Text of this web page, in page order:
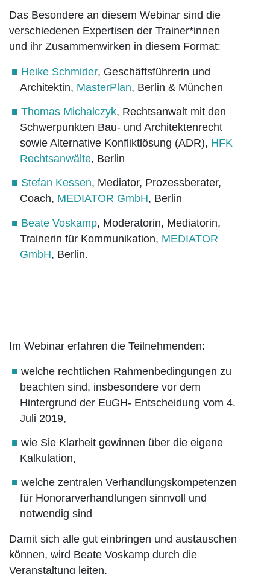
Das Besondere an diesem Webinar sind die
verschiedenen Expertisen der Trainer*innen
und ihr Zusammenwirken in diesem Format:
Heike Schmider, Geschäftsführerin und
Architektin, MasterPlan, Berlin & München
Thomas Michalczyk, Rechtsanwalt mit den
Schwerpunkten Bau- und Architektenrecht
sowie Alternative Konfliktlösung (ADR), HFK
Rechtsanwälte, Berlin
Stefan Kessen, Mediator, Prozessberater,
Coach, MEDIATOR GmbH, Berlin
Beate Voskamp, Moderatorin, Mediatorin,
Trainerin für Kommunikation, MEDIATOR
GmbH, Berlin.
Im Webinar erfahren die Teilnehmenden:
welche rechtlichen Rahmenbedingungen zu
beachten sind, insbesondere vor dem
Hintergrund der EuGH- Entscheidung vom 4.
Juli 2019,
wie Sie Klarheit gewinnen über die eigene
Kalkulation,
welche zentralen Verhandlungskompetenzen
für Honorarverhandlungen sinnvoll und
notwendig sind
Damit sich alle gut einbringen und austauschen
können, wird Beate Voskamp durch die
Veranstaltung leiten.